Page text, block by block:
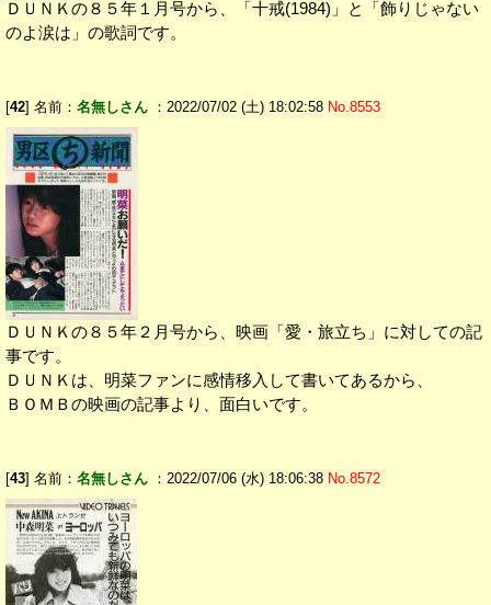
ＤＵＮＫの８５年１月号から、「十戒(1984)」と「飾りじゃない
のよ涙は」の歌詞です。
[42] 名前： 名無しさん ：2022/07/02 (土) 18:02:58 No.8553
ＤＵＮＫの８５年２月号から、映画「愛・旅立ち」に対しての記
事です。
ＤＵＮＫは、明菜ファンに感情移入して書いてあるから、
ＢＯＭＢの映画の記事より、面白いです。
[43] 名前： 名無しさん ：2022/07/06 (水) 18:06:38 No.8572